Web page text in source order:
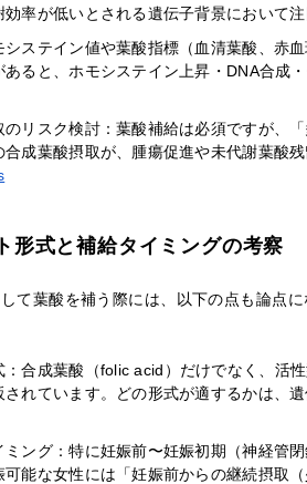
効率が低いとされる遺伝子背景において注
システイン値や葉酸指標（血清葉酸、赤
あると、ホモシステイン上昇・DNA合成
のリスク検討：葉酸補給は必須ですが、
合成葉酸摂取が、腫瘍促進や未代謝葉酸
形式と補給タイミングの考察
て葉酸を補う際には、以下の点も論点に
：合成葉酸（folic acid）だけでなく、活
されています。どの形式が適するかは、
ミング：特に妊娠前〜妊娠初期（神経管
可能な女性には「妊娠前からの継続摂取